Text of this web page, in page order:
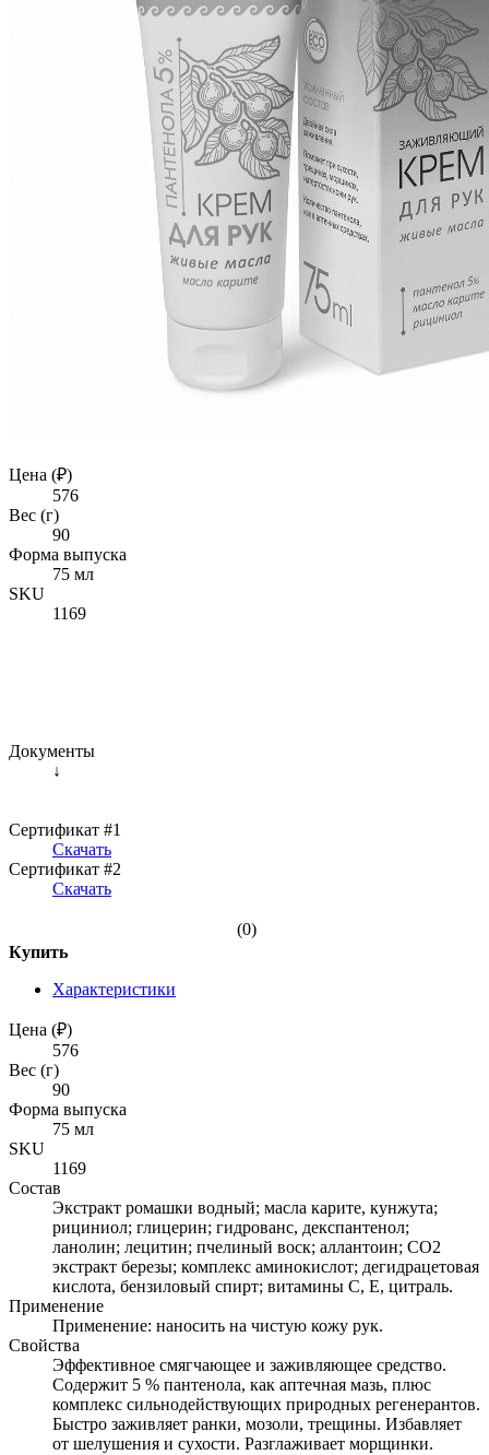
Цена (₽)
576
Вес (г)
90
Форма выпуска
75 мл
SKU
1169
Документы
↓
Сертификат #1
Скачать
Сертификат #2
Скачать
(0)
Купить
Характеристики
Цена (₽)
576
Вес (г)
90
Форма выпуска
75 мл
SKU
1169
Состав
Экстракт ромашки водный; масла карите, кунжута;
рициниол; глицерин; гидрованс, декспантенол;
ланолин; лецитин; пчелиный воск; аллантоин; СО2
экстракт березы; комплекс аминокислот; дегидрацетовая
кислота, бензиловый спирт; витамины С, Е, цитраль.
Применение
Применение: наносить на чистую кожу рук.
Свойства
Эффективное смягчающее и заживляющее средство.
Содержит 5 % пантенола, как аптечная мазь, плюс
комплекс сильнодействующих природных регенерантов.
Быстро заживляет ранки, мозоли, трещины. Избавляет
от шелушения и сухости. Разглаживает морщинки.